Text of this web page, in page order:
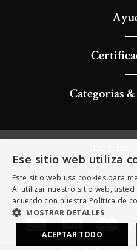
Categorías
AGRICULTURAS
Términos y
Ese sitio web utiliza
Este sitio web usa cookies para
Al utilizar nuestro sitio web,
acuerdo con nuestra Política de
MOSTRAR DETALLES
ACEPTAR TODO